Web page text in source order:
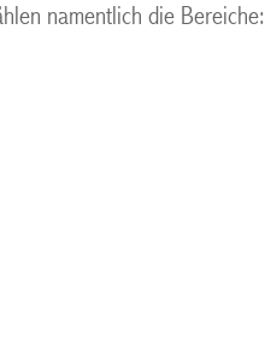
namentlich die Bereiche: